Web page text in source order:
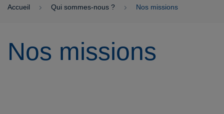
Accueil Qui sommes-nous ? Nos missions
Nos missions